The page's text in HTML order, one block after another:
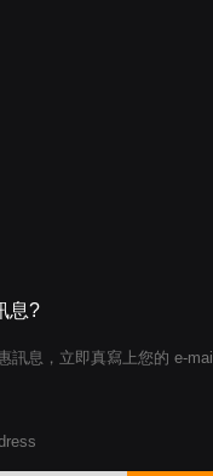
息?
訊息，立即真寫上您的 e-